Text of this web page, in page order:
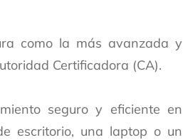
como la más avanzada y
Certificadora (CA).
seguro y eficiente en
escritorio, una laptop o un